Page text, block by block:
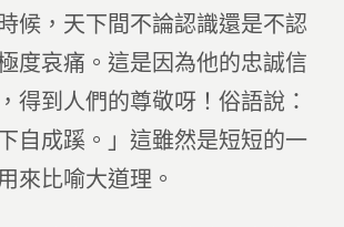
候，天下間不論認識還是不認
度哀痛。這是因為他的忠誠信
得到人們的尊敬呀！俗語說：
自成蹊。」這雖然是短短的一
來比喻大道理。